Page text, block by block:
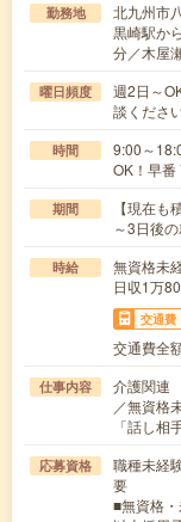
勤務地
北九州市
黒崎駅か
分／木屋
曜日頻度
週2日～
談くださ
時間
9:00～
OK！早
期間
【現在
～3日後
時給
無資格未
日収1万
交通費
交通費全
仕事内容
介護関連
／無資格
「話し
応募資格
職種未経
要
■無資格